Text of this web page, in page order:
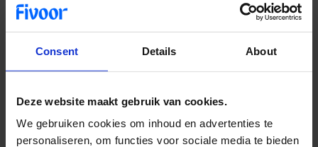
Consent Details About
Deze website maakt gebruik van cookies.
We gebruiken cookies om inhoud en advertenties te
personaliseren, om functies voor sociale media te bieden
Strengere wetgeving
De Europese Commissie wil online kindermisbruik aanpakken met
‘pedohandboek’ verboden. Ook kunnen misbruikzaken langer (20
bezit van ‘deepfakes’ en met kunstmatige intelligentie (AI)
gegenereerde kinderporno strafbaar.